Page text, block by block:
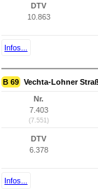
DTV
10.863
Infos...
B 69 Vechta-Lohner
Nr.
7.403
(7.551)
DTV
6.378
Infos...